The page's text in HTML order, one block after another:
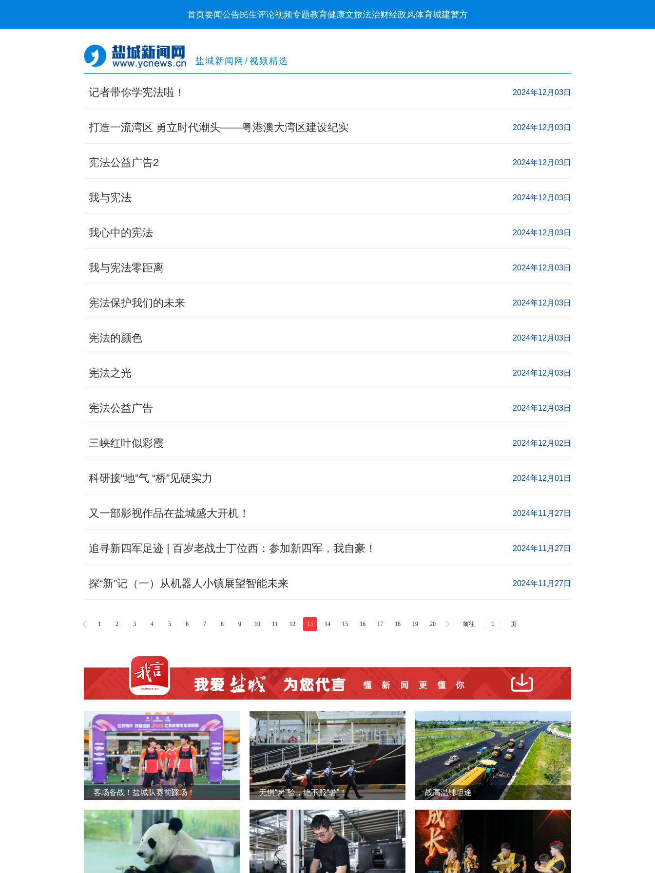
首页要闻公告民生评论视频专题教育健康文旅法治财经政风体育城建警方
盐城新闻网 / 视频精选
记者带你学宪法啦！ 2024年12月03日
打造一流湾区 勇立时代潮头——粤港澳大湾区建设纪实 2024年12月03日
宪法公益广告2 2024年12月03日
我与宪法 2024年12月03日
我心中的宪法 2024年12月03日
我与宪法零距离 2024年12月03日
宪法保护我们的未来 2024年12月03日
宪法的颜色 2024年12月03日
宪法之光 2024年12月03日
宪法公益广告 2024年12月03日
三峡红叶似彩霞 2024年12月02日
科研接“地”气 “桥”见硬实力 2024年12月01日
又一部影视作品在盐城盛大开机！ 2024年11月27日
追寻新四军足迹 | 百岁老战士丁位西：参加新四军，我自豪！ 2024年11月27日
探“新”记（一）从机器人小镇展望智能未来 2024年11月27日
1 2 3 4 5 6 7 8 9 10 11 12 13 14 15 16 17 18 19 20 前往 页
客场备战！盐城队赛前踩场！ 无惧“烤”验，绝不服“暑”！ 战高温铺坦途